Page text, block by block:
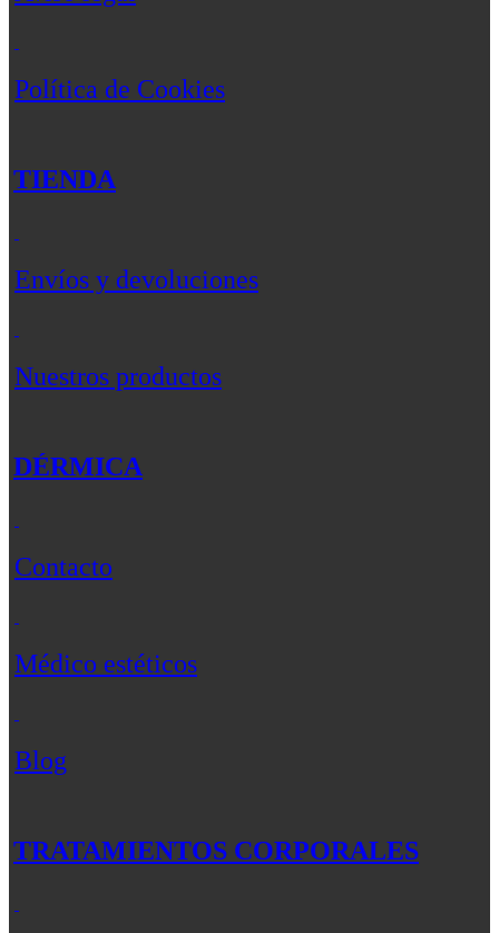
Política de Cookies
TIENDA
Envíos y devoluciones
Nuestros productos
DÉRMICA
Contacto
Médico estéticos
Blog
TRATAMIENTOS CORPORALES